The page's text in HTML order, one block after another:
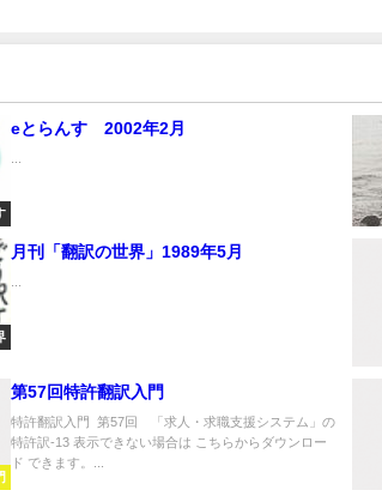
eとらんす 2002年2月
...
月刊「翻訳の世界」1989年5月
第57回特許翻訳入門
特許翻訳入門 第57回 「求人・求職支援システム」の
特許訳-13 表示できない場合は こちらからダウンロー
ド できます。...